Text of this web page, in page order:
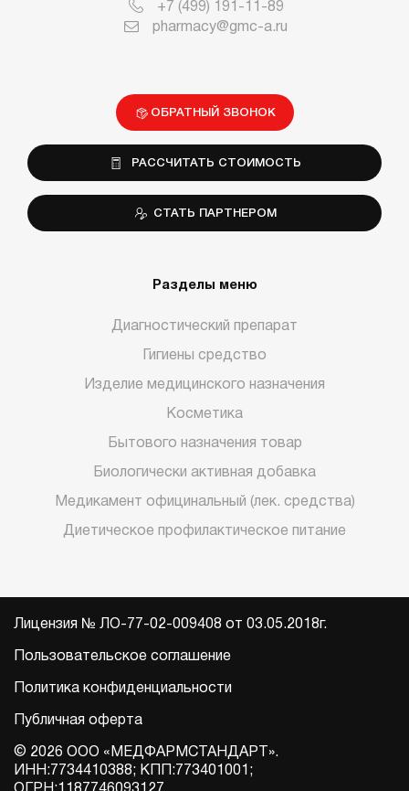
+7 (499) 191-11-89
pharmacy@gmc-a.ru
ОБРАТНЫЙ ЗВОНОК
РАССЧИТАТЬ СТОИМОСТЬ
СТАТЬ ПАРТНЕРОМ
Разделы меню
Диагностический препарат
Гигиены средство
Изделие медицинского назначения
Косметика
Бытового назначения товар
Биологически активная добавка
Медикамент официнальный (лек. средства)
Диетическое профилактическое питание
Лицензия № ЛО-77-02-009408 от 03.05.2018г.
Пользовательское соглашение
Политика конфиденциальности
Публичная оферта
© 2026 ООО «МЕДФАРМСТАНДАРТ».
ИНН:7734410388; КПП:773401001;